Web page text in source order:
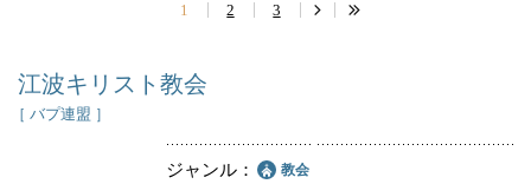
1 2 3
江波キリスト教会
［ バプ連盟 ］
ジャンル 教会